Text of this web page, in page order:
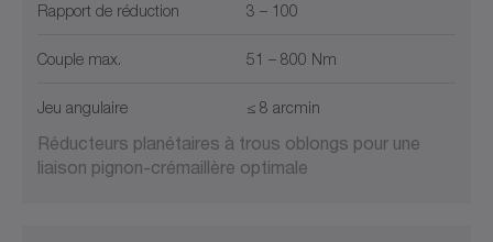
Rapport de réduction 3 – 100
Couple max. 51 – 800 Nm
Jeu angulaire ≤ 8 arcmin
Réducteurs planétaires à trous oblongs pour une
liaison pignon-crémaillère optimale